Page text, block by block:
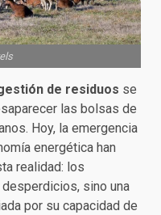
de residuos se
las bolsas de
Hoy, la emergencia
energética han
realidad: los
sino una
por su capacidad de